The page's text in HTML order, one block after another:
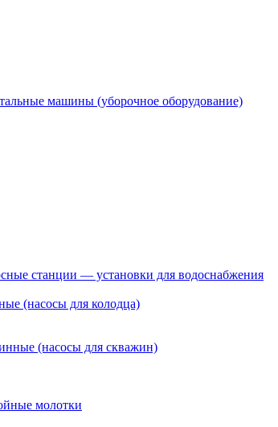
машины (уборочное оборудование)
станции — установки для водоснабжения
(насосы для колодца)
(насосы для скважин)
молотки